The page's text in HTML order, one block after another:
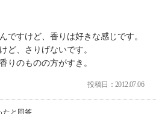
ですけど、香りは好きな感じです。
ど、さりげないです。
りのものの方がすき。
投稿日：2012.07.06
たと回答